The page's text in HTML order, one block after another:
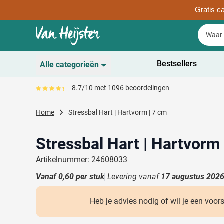
Gratis
Ga naar de inhoud Zoek
Zoek
Alle categorieën
Duurzaam
Toon submenu voor
Toon submenu voor
Kantoorartikelen
Toon submenu voor
Tassen
Toon submenu voor
Toon submenu voor
Bestsellers
Gemiddeld reviewpercentage is 87
8.7/10 met 1096 beoordelingen
Home Stressbal Hart | Hartvorm | 7 cm
Stressbal Hart | Hartvorm
Artikelnummer: 24608033
Vanaf0,60 per stuk Levering vanaf 17 augustus 2026
Heb je advies nodig of wil je een